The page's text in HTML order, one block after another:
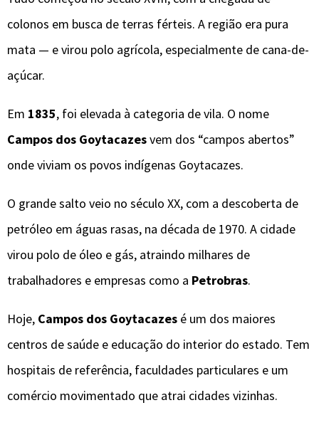
colonos em busca de terras férteis. A região era pura
mata — e virou polo agrícola, especialmente de cana-de-
açúcar.
Em 1835, foi elevada à categoria de vila. O nome
Campos dos Goytacazesvem dos “campos abertos”
onde viviam os povos indígenas Goytacazes.
O grande salto veio no século XX, com a descoberta de
petróleo em águas rasas, na década de 1970. A cidade
virou polo de óleo e gás, atraindo milhares de
trabalhadores e empresas como a Petrobras.
Hoje, Campos dos Goytacazes é um dos maiores
centros de saúde e educação do interior do estado. Tem
hospitais de referência, faculdades particulares e um
comércio movimentado que atrai cidades vizinhas.